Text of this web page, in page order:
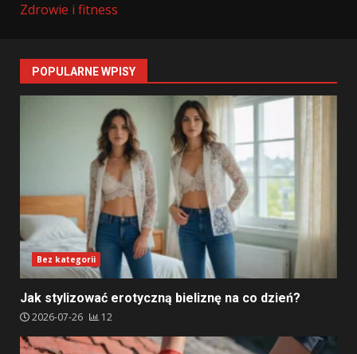
Zdrowie i fitness
POPULARNE WPISY
Bez kategorii
Jak stylizować erotyczną bieliznę na co dzień?
2026-07-26 12